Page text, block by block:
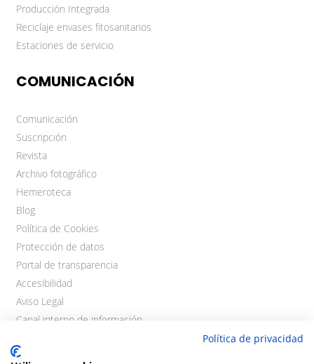
Producción Integrada
Reciclaje envases fitosanitarios
Estaciones de servicio
COMUNICACIÓN
Comunicación
Suscripción
Revista
Archivo fotográfico
Hemeroteca
Blog
Política de Cookies
Protección de datos
Portal de transparencia
Accesibilidad
Aviso Legal
Canal interno de información
Política de privacidad